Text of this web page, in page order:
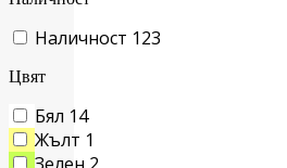
Наличност 123
Цвят
Бял 14
Жълт 1